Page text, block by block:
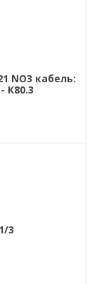
NO3 кабель:
К80.3
3